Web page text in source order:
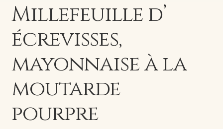
Millefeuille d’
écrevisses,
mayonnaise à la
moutarde
pourpre